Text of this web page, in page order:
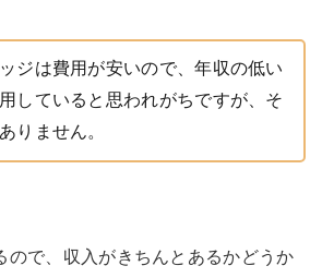
ジは費用が安いので、年収の低い
していると思われがちですが、そ
りません。
ので、収入がきちんとあるかどうか